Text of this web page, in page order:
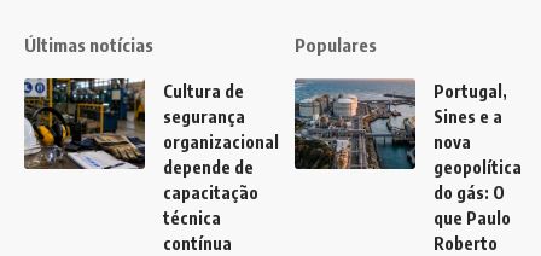
Últimas notícias
Cultura de
segurança
organizacional
depende de
capacitação
técnica
contínua
Populares
Portugal,
Sines e a
nova
geopolítica
do gás: O
que Paulo
Roberto